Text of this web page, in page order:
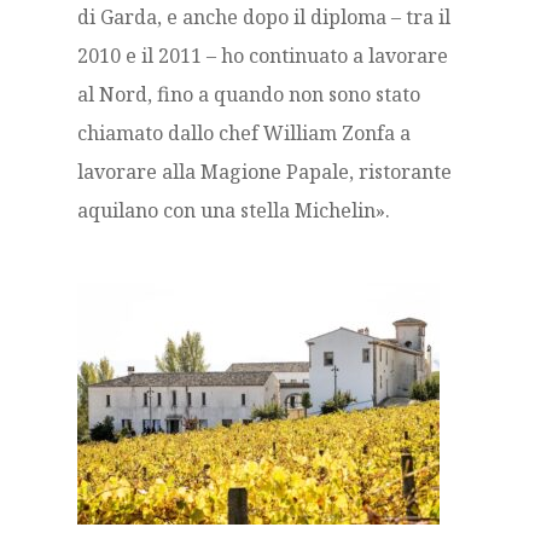
di Garda, e anche dopo il diploma – tra il
2010 e il 2011 – ho continuato a lavorare
al Nord, fino a quando non sono stato
chiamato dallo chef William Zonfa a
lavorare alla Magione Papale, ristorante
aquilano con una stella Michelin».